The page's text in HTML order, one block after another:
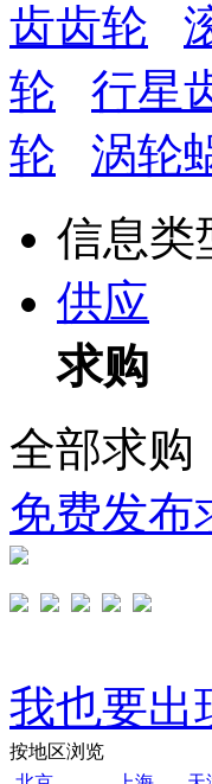
齿齿轮
轮
行星
轮
涡轮
信息类
供应
求购
全部求购
免费发布
我也要出
按地区浏览